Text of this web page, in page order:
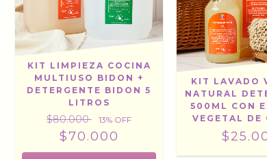
KIT LIMPIEZA COCINA
MULTIUSO BIDON +
DETERGENTE BIDON 5
LITROS
$80.000 13% OFF
$70.000
KIT LAVADO
NATURAL
500ML CON
VEGETAL DE